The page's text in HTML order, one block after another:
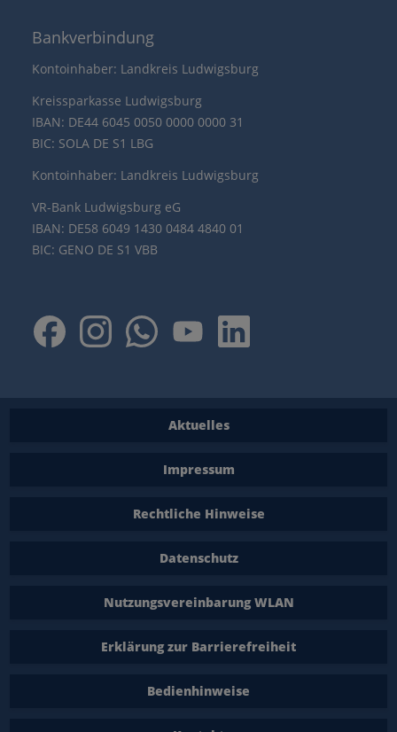
Bankverbindung
Kontoinhaber: Landkreis Ludwigsburg
Kreissparkasse Ludwigsburg
IBAN: DE44 6045 0050 0000 0000 31
BIC: SOLA DE S1 LBG
Kontoinhaber: Landkreis Ludwigsburg
VR-Bank Ludwigsburg eG
IBAN: DE58 6049 1430 0484 4840 01
BIC: GENO DE S1 VBB
Aktuelles
Impressum
Rechtliche Hinweise
Datenschutz
Nutzungsvereinbarung WLAN
Erklärung zur Barrierefreiheit
Bedienhinweise